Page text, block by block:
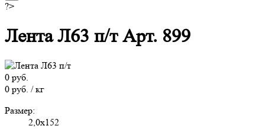
?>
Лента Л63 п/т Арт. 899
0 руб.
0 руб. / кг
Размер:
2,0х152